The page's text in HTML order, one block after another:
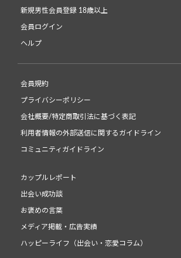
新規男性会員登録 18歳以上
会員ログイン
ヘルプ
会員規約
プライバシーポリシー
会社概要/特定商取引法に基づく表記
利用者情報の外部送信に関するガイドライン
コミュニティガイドライン
カップルレポート
出会い成功談
お褒めの言葉
メディア掲載・広告実績
ハッピーライフ（出会い・恋愛コラム）